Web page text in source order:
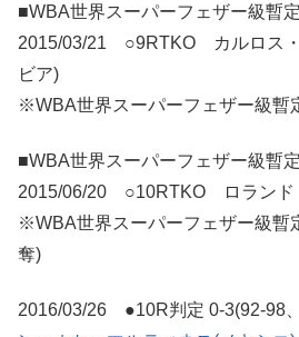
■WBA世界スーパーフェザー級暫
2015/03/21 ○9RTKO カルロス・
ビア)
※WBA世界スーパーフェザー級暫
■WBA世界スーパーフェザー級暫
2015/06/20 ○10RTKO ロランド
※WBA世界スーパーフェザー級暫
奪)
2016/03/26 ●10R判定 0-3(92-98